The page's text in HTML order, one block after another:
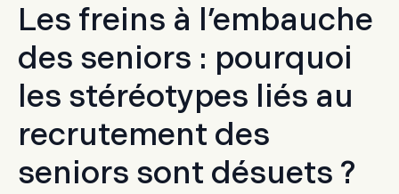
Les freins à l’embauche
des seniors : pourquoi
les stéréotypes liés au
recrutement des
seniors sont désuets ?